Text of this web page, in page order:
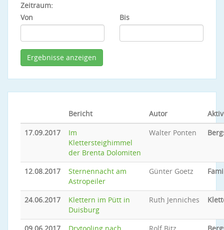
Zeitraum:
Von
Bis
Bericht Autor
17.09.2017
Im
Klettersteighimmel
der Brenta Dolomiten
Walter Ponten
12.08.2017
Sternennacht am
Astropeiler
Günter Goetz
24.06.2017
Klettern im Pütt in
Duisburg
Ruth Jenniches